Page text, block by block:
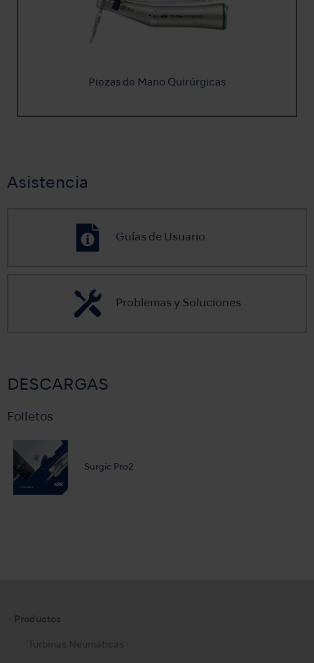
Piezas de Mano Quirúrgicas
Asistencia
Guías de Usuario
Problemas y Soluciones
DESCARGAS
Folletos
Surgic Pro2
Productos
Turbinas Neumáticas